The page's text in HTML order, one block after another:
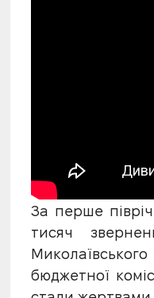
За перше
тисяч
бюджетної